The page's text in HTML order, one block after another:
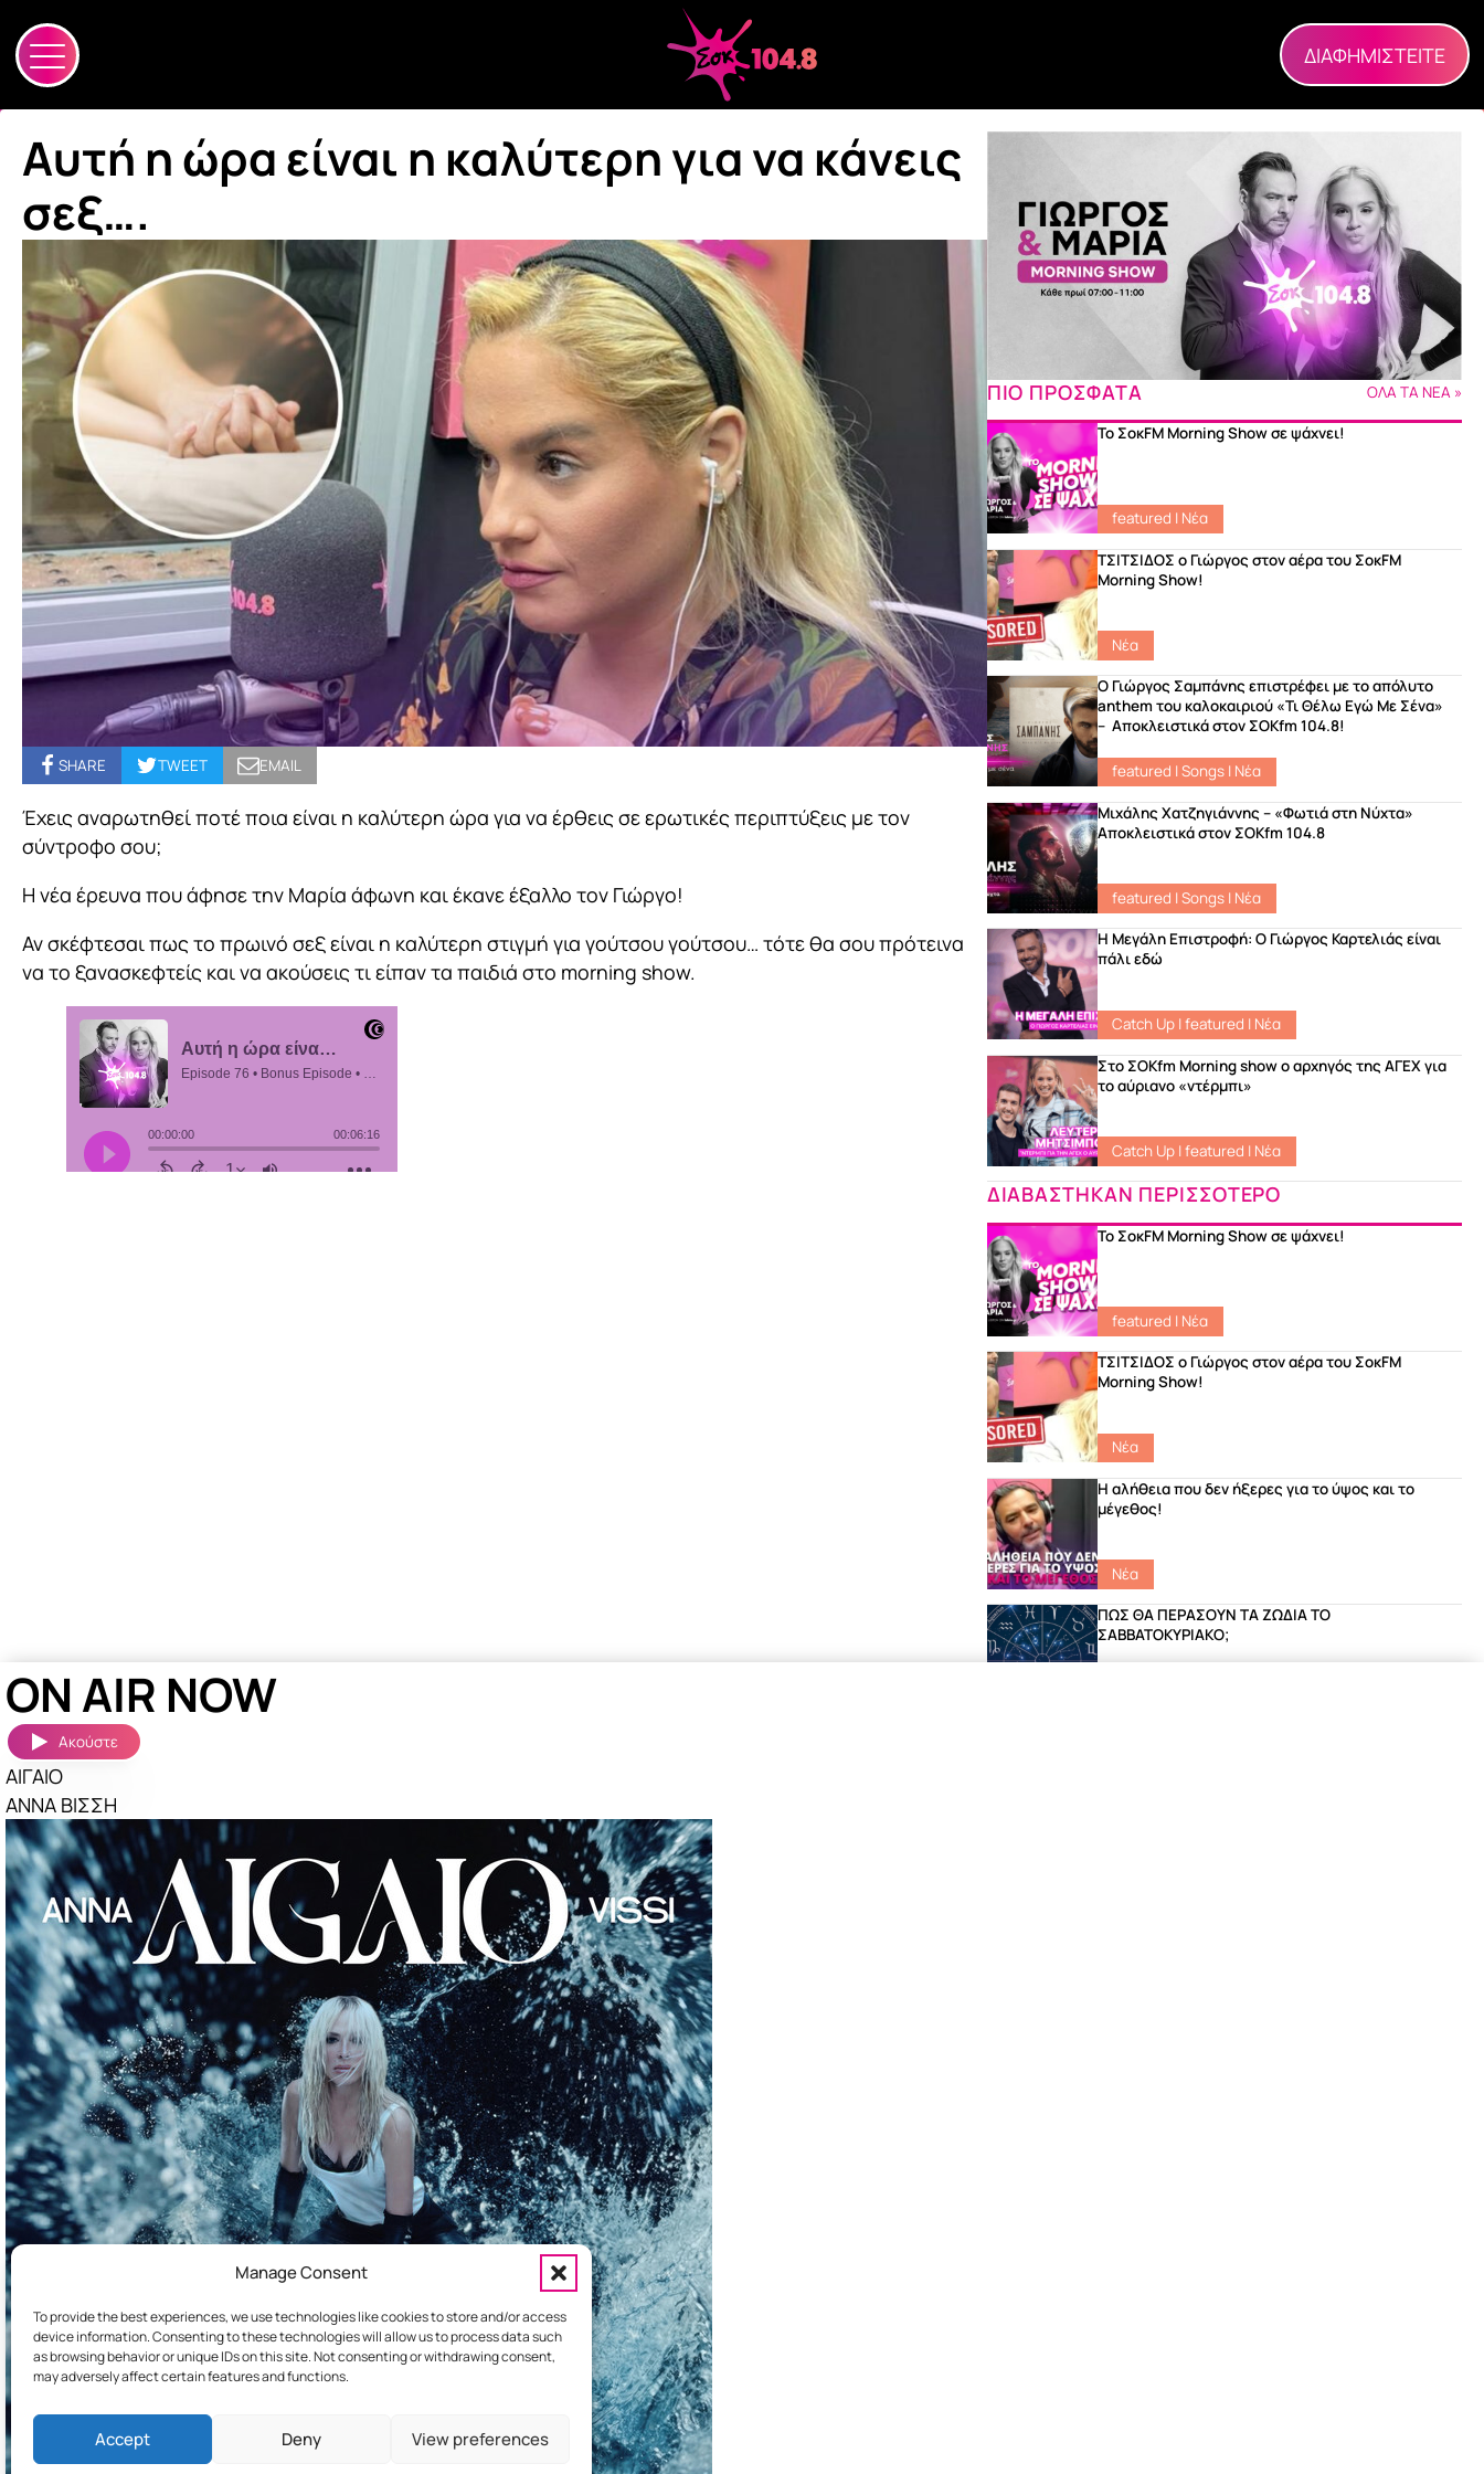
Manage Consent
To provide the best experiences, we use technologies like cookies to store and/or access
device information. Consenting to these technologies will allow us to process data such
as browsing behavior or unique IDs on this site. Not consenting or withdrawing consent,
may adversely affect certain features and functions.
Accept Deny View preferences
ΔΙΑΦΗΜΙΣΤΕΙΤΕ
Αυτή η ώρα είναι η καλύτερη για να κάνεις
σεξ….
SHARE TWEET EMAIL
Έχεις αναρωτηθεί ποτέ ποια είναι η καλύτερη ώρα για να έρθεις σε ερωτικές περιπτύξεις με τον
σύντροφο σου;
Η νέα έρευνα που άφησε την Μαρία άφωνη και έκανε έξαλλο τον Γιώργο!
Αν σκέφτεσαι πως το πρωινό σεξ είναι η καλύτερη στιγμή για γούτσου γούτσου… τότε θα σου πρότεινα
να το ξανασκεφτείς και να ακούσεις τι είπαν τα παιδιά στο morning show.
ΠΙΟ ΠΡΟΣΦΑΤΑ ΟΛΑ ΤΑ ΝΕΑ »
Το ΣοκFM Morning Show σε ψάχνει!
featured | Νέα
ΤΣΙΤΣΙΔΟΣ ο Γιώργος στον αέρα του ΣοκFM
Morning Show!
Νέα
Ο Γιώργος Σαμπάνης επιστρέφει με το απόλυτο
anthem του καλοκαιριού «Τι Θέλω Εγώ Με Σένα»
– Αποκλειστικά στον ΣΟΚfm 104.8!
featured |Songs | Νέα
Μιχάλης Χατζηγιάννης – «Φωτιά στη Νύχτα»
Αποκλειστικά στον ΣΟΚfm 104.8
featured |Songs | Νέα
Η Μεγάλη Επιστροφή: Ο Γιώργος Καρτελιάς είναι
πάλι εδώ
Catch Up |featured | Νέα
Στο ΣΟKfm Morning show ο αρχηγός της ΑΓΕΧ για
το αύριανο «ντέρμπι»
Catch Up |featured | Νέα
ΔΙΑΒΑΣΤΗΚΑΝ ΠΕΡΙΣΣΟΤΕΡΟ
Το ΣοκFM Morning Show σε ψάχνει!
featured | Νέα
ΤΣΙΤΣΙΔΟΣ ο Γιώργος στον αέρα του ΣοκFM
Morning Show!
Νέα
Η αλήθεια που δεν ήξερες για το ύψος και το
μέγεθος!
Νέα
ΠΩΣ ΘΑ ΠΕΡΑΣΟΥΝ ΤΑ ΖΩΔΙΑ ΤΟ
ΣΑΒΒΑΤΟΚΥΡΙΑΚΟ;
HOMEΕΠΙΚΟΙΝΩΝΙΑ
ON AIR NOW
Ακούστε
ΑΙΓΑΙΟ
ΑΝΝΑ ΒΙΣΣΗ